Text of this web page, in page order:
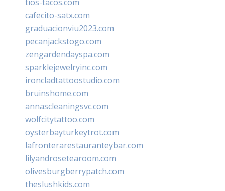
tios-tacos.com
cafecito-satx.com
graduacionviu2023.com
pecanjackstogo.com
zengardendayspa.com
sparklejewelryinc.com
ironcladtattoostudio.com
bruinshome.com
annascleaningsvc.com
wolfcitytattoo.com
oysterbayturkeytrot.com
lafronterarestauranteybar.com
lilyandrosetearoom.com
olivesburgberrypatch.com
theslushkids.com